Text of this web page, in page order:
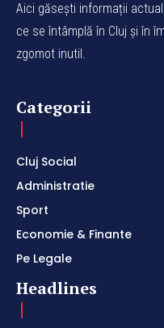
Aici găsești informații
ce se întâmplă în Cluj și în
zgomot inutil.
Categorii
Cluj Social
Administratie
Sport
Economie & Finante
Pe Legale
Headlines